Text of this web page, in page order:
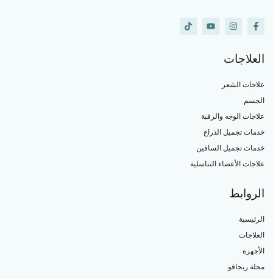
العلاجات
علاجات الشعر
الجسم
علاجات الوجه والرقبة
خدمات تجميل الذراع
خدمات تجميل الساقين
علاجات الأعضاء التناسلية
الروابط
الرئيسية
العلاجات
الأجهزة
مجلة ريجافو